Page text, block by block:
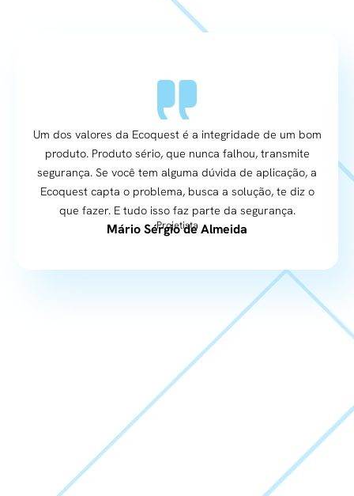
Um dos valores da Ecoquest é a integridade de um bom
produto. Produto sério, que nunca falhou, transmite
segurança. Se você tem alguma dúvida de aplicação, a
Ecoquest capta o problema, busca a solução, te diz o
que fazer. E tudo isso faz parte da segurança.
Mário Sérgio de Almeida
Projetista